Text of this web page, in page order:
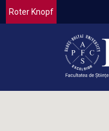
Roter Knopf